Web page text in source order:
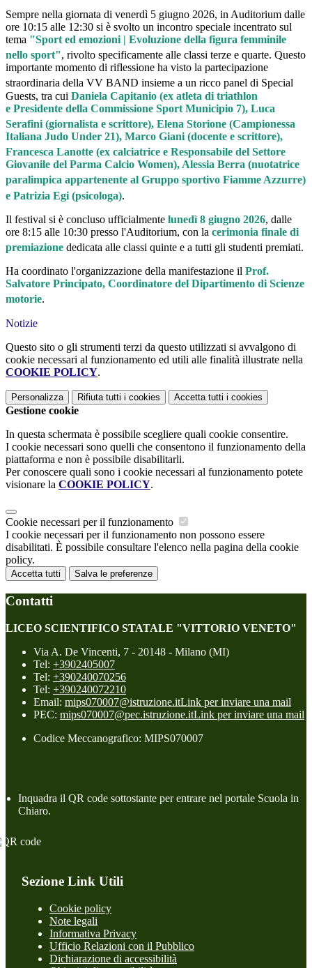
Sempre nella giornata di venerdì 5 giugno 2026, in Auditorium dalle
ore 10:15 alle 12:30 si è svolto un incontro speciale incentrato sul
tema "Sport ed emozioni | Evoluzione della figura femminile
nello sport", rivolto specificamente alle classi terze e quarte. Questo
importante momento di riflessione ha visto la partecipazione
straordinaria della VV BAND insieme a un ricco panel di Special
Guests, tra cui Daniela Capitanio (ex atleta di triathlon
e Presidente della Commissione Sport Municipio 7), Luca
Serafini (giornalista e scrittore), Elena Storione (Campionessa
Italiana Judo Under 21), Marco Giani (docente e scrittore),
Francesca Lanotte (ex calciatrice e Responsabile del Settore
Giovanile del Parma Calcio Women),Alessia Berra (nuotatrice
paralimpica appartenente al Gruppo sportivo Fiamme Azzurre)
e Patrizia Egi (psicologa).
Il festival si è concluso ufficialmente lunedì 8 giugno 2026, dalle
ore 8:15 alle 10:30 presso l'Auditorium, con la cerimonia finale di
premiazione dedicata alle classi quinte e a tutti gli studenti premiati.
Ha coordinato l'organizzazione della manifestazione il Prof.
Salvatore Principato, Coordinatore del Dipartimento di Scienze
motorie.
Notizie
Questo sito o gli strumenti terzi da questo utilizzati si avvalgono di
cookie necessari al funzionamento ed utili alle finalità illustrate nella
COOKIE POLICY.
Personalizza Rifiuta tutti i cookies Accetta tutti i cookies
Gestione cookie
In questa schermata è possibile scegliere quali cookie consentire.
I cookie necessari sono quelli che consentono il funzionamento della
piattaforma e non è possibile disabilitarli.
Per conoscere quali sono i cookie necessari al funzionamento potete
visionare la COOKIE POLICY.
Cookie necessari per il funzionamento
I cookie necessari per il funzionamento non possono essere
disabilitati. È possibile consultare l'elenco nella pagina della cookie
policy.
Accetta tutti Salva le preferenze
Contatti
LICEO SCIENTIFICO STATALE "VITTORIO VENETO"
Via A. De Vincenti, 7 - 20148 - Milano (MI)
Tel: +3902405007
Tel: +390240070256
Tel: +390240072210
Email: mips070007@istruzione.itLink per inviare una mail
PEC: mips070007@pec.istruzione.itLink per inviare una mail
Codice Meccanografico: MIPS070007
Inquadra il QR code sottostante per entrare nel portale Scuola in
Chiaro.
Sezione Link Utili
Cookie policy
Note legali
Informativa Privacy
Ufficio Relazioni con il Pubblico
Dichiarazione di accessibilità